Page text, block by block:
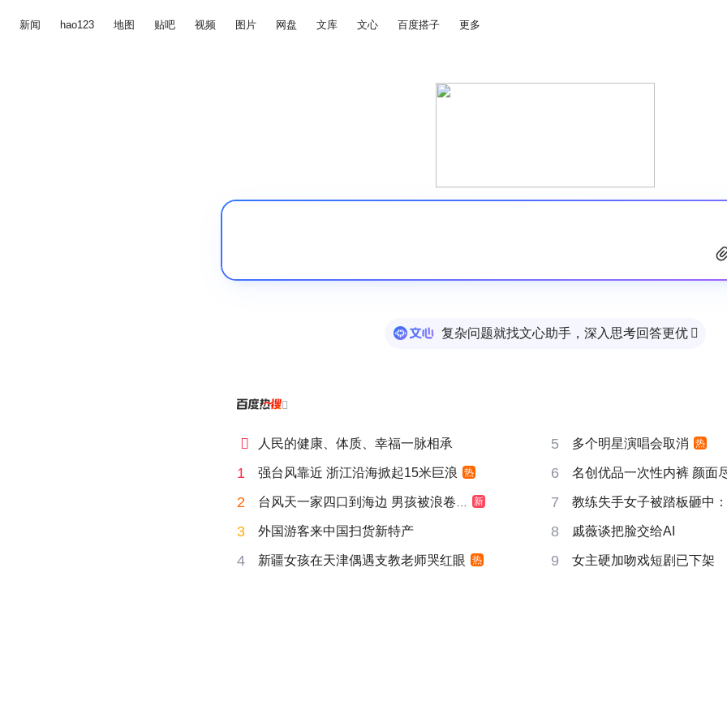
新闻 hao123 地图 贴吧 视频 图片 网盘 文库 文心 百度搭子 更多
复杂问题就找文心助手，深入思考回答更优 

 人民的健康、体质、幸福一脉相承 5 多个明星演唱会取消 热
1 强台风靠近 浙江沿海掀起15米巨浪 热 6 名创优品一次性内裤 颜面
2 台风天一家四口到海边 男孩被浪卷走 新 7 教练失手女子被踏板砸中
3 外国游客来中国扫货新特产 8 戚薇谈把脸交给AI
4 新疆女孩在天津偶遇支教老师哭红眼 热 9 女主硬加吻戏短剧已下架